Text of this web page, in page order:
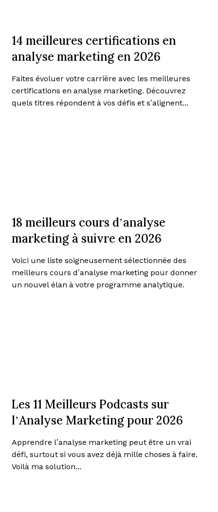
14 meilleures certifications en
analyse marketing en 2026
Faites évoluer votre carrière avec les meilleures
certifications en analyse marketing. Découvrez
quels titres répondent à vos défis et s’alignent...
18 meilleurs cours d’analyse
marketing à suivre en 2026
Voici une liste soigneusement sélectionnée des
meilleurs cours d’analyse marketing pour donner
un nouvel élan à votre programme analytique.
Les 11 Meilleurs Podcasts sur
l’Analyse Marketing pour 2026
Apprendre l’analyse marketing peut être un vrai
défi, surtout si vous avez déjà mille choses à faire.
Voilà ma solution...